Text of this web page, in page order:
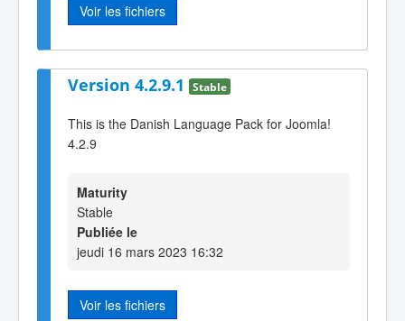
Voir les fichiers
Version 4.2.9.1 Stable
This is the Danish Language Pack for Joomla!
4.2.9
Maturity
Stable
Publiée le
jeudi 16 mars 2023 16:32
Voir les fichiers